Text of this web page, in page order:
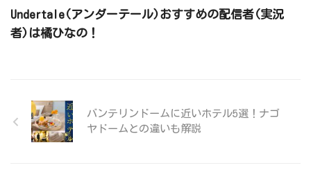
Undertale(アンダーテール)おすすめの配信者(実況
者)は橘ひなの！
バンテリンドームに近いホテル5選！ナゴ
ヤドームとの違いも解説